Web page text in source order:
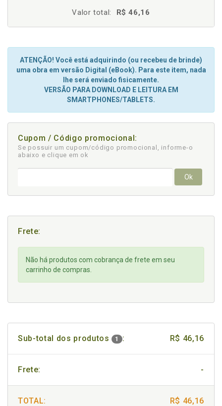
Valor total: R$ 46,16
ATENÇÃO! Você está adquirindo (ou recebeu de brinde)
uma obra em versão Digital (eBook). Para este item, nada
lhe será enviado fisicamente.
VERSÃO PARA DOWNLOAD E LEITURA EM
SMARTPHONES/TABLETS.
Cupom / Código promocional:
Se possuir um cupom/código promocional, informe-o
abaixo e clique em ok
Ok
Frete:
Não há produtos com cobrança de frete em seu
carrinho de compras.
Sub-total dos produtos 1 : R$ 46,16
Frete: -
TOTAL: R$ 46,16